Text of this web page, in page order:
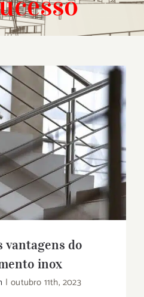
do revestimento
inox
vantagens do
inox
| outubro 11th, 2023